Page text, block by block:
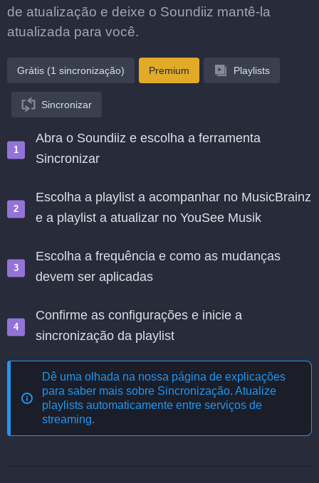
de atualização e deixe o Soundiiz mantê-la
atualizada para você.
Grátis (1 sincronização) Premium Playlists
Sincronizar
Abra o Soundiiz e escolha a ferramenta
Sincronizar
Escolha a playlist a acompanhar no MusicBrainz
e a playlist a atualizar no YouSee Musik
Escolha a frequência e como as mudanças
devem ser aplicadas
Confirme as configurações e inicie a
sincronização da playlist
Dê uma olhada na nossa página de explicações
para saber mais sobre Sincronização. Atualize
playlists automaticamente entre serviços de
streaming.